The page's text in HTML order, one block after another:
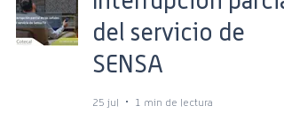
del servicio de
SENSA
25 jul 1 min de lectura